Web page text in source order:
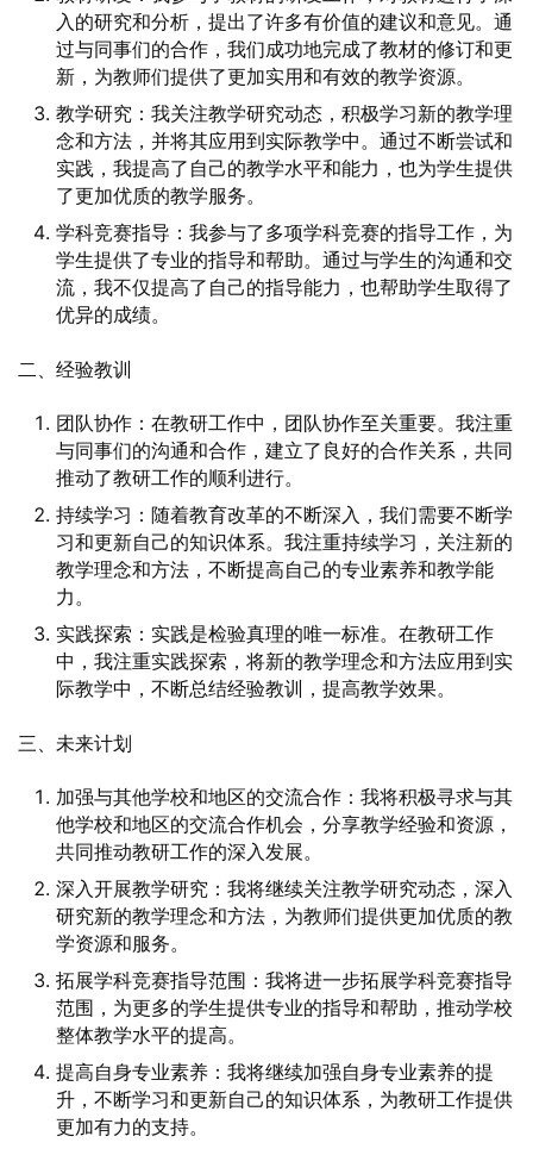
入的研究和分析，提出了许多有价值的建议和意见。通
过与同事们的合作，我们成功地完成了教材的修订和更
新，为教师们提供了更加实用和有效的教学资源。
教学研究：我关注教学研究动态，积极学习新的教学理
念和方法，并将其应用到实际教学中。通过不断尝试和
实践，我提高了自己的教学水平和能力，也为学生提供
了更加优质的教学服务。
学科竞赛指导：我参与了多项学科竞赛的指导工作，为
学生提供了专业的指导和帮助。通过与学生的沟通和交
流，我不仅提高了自己的指导能力，也帮助学生取得了
优异的成绩。
二、经验教训
团队协作：在教研工作中，团队协作至关重要。我注重
与同事们的沟通和合作，建立了良好的合作关系，共同
推动了教研工作的顺利进行。
持续学习：随着教育改革的不断深入，我们需要不断学
习和更新自己的知识体系。我注重持续学习，关注新的
教学理念和方法，不断提高自己的专业素养和教学能
力。
实践探索：实践是检验真理的唯一标准。在教研工作
中，我注重实践探索，将新的教学理念和方法应用到实
际教学中，不断总结经验教训，提高教学效果。
三、未来计划
加强与其他学校和地区的交流合作：我将积极寻求与其
他学校和地区的交流合作机会，分享教学经验和资源，
共同推动教研工作的深入发展。
深入开展教学研究：我将继续关注教学研究动态，深入
研究新的教学理念和方法，为教师们提供更加优质的教
学资源和服务。
拓展学科竞赛指导范围：我将进一步拓展学科竞赛指导
范围，为更多的学生提供专业的指导和帮助，推动学校
整体教学水平的提高。
提高自身专业素养：我将继续加强自身专业素养的提
升，不断学习和更新自己的知识体系，为教研工作提供
更加有力的支持。